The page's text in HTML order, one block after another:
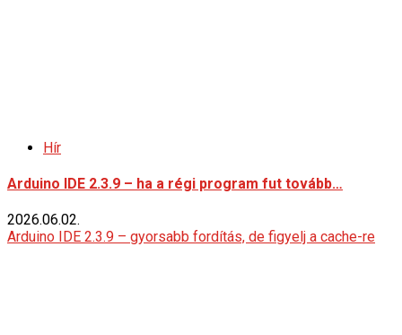
Hír
Arduino IDE 2.3.9 – ha a régi program fut tovább…
2026.06.02.
Arduino IDE 2.3.9 – gyorsabb fordítás, de figyelj a cache-re